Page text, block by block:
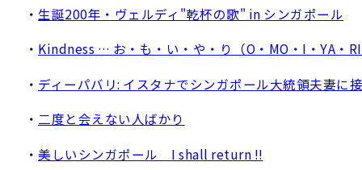
・ 生誕200年・ヴェルディ"乾杯の歌" in シンガポール
・ Kindness … お・も・い・や・り（O・MO・I・YA・
・ ディーパバリ: イスタナでシンガポール大統領夫妻に
・ 二度と会えない人ばかり
・ 美しいシンガポール I shall return !!